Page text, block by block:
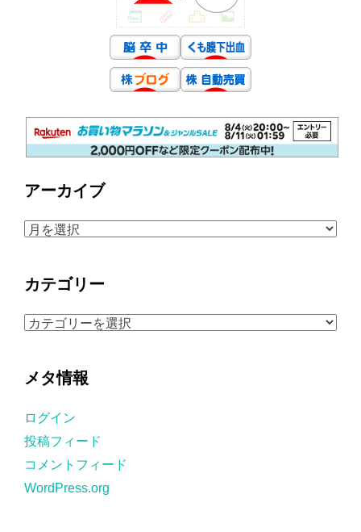
アーカイブ
ア
ブ
カテゴリー
カ
ー
メタ情報
ログイン
投稿フィード
コメントフィード
WordPress.org